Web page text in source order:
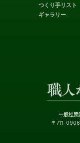
一般社団
〒711-
つくり手リスト
ギャラリー